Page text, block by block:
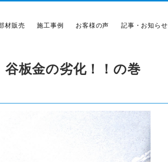
材販売 施工事例 お客様の声 記事・お知らせ
谷板金の劣化！！の巻